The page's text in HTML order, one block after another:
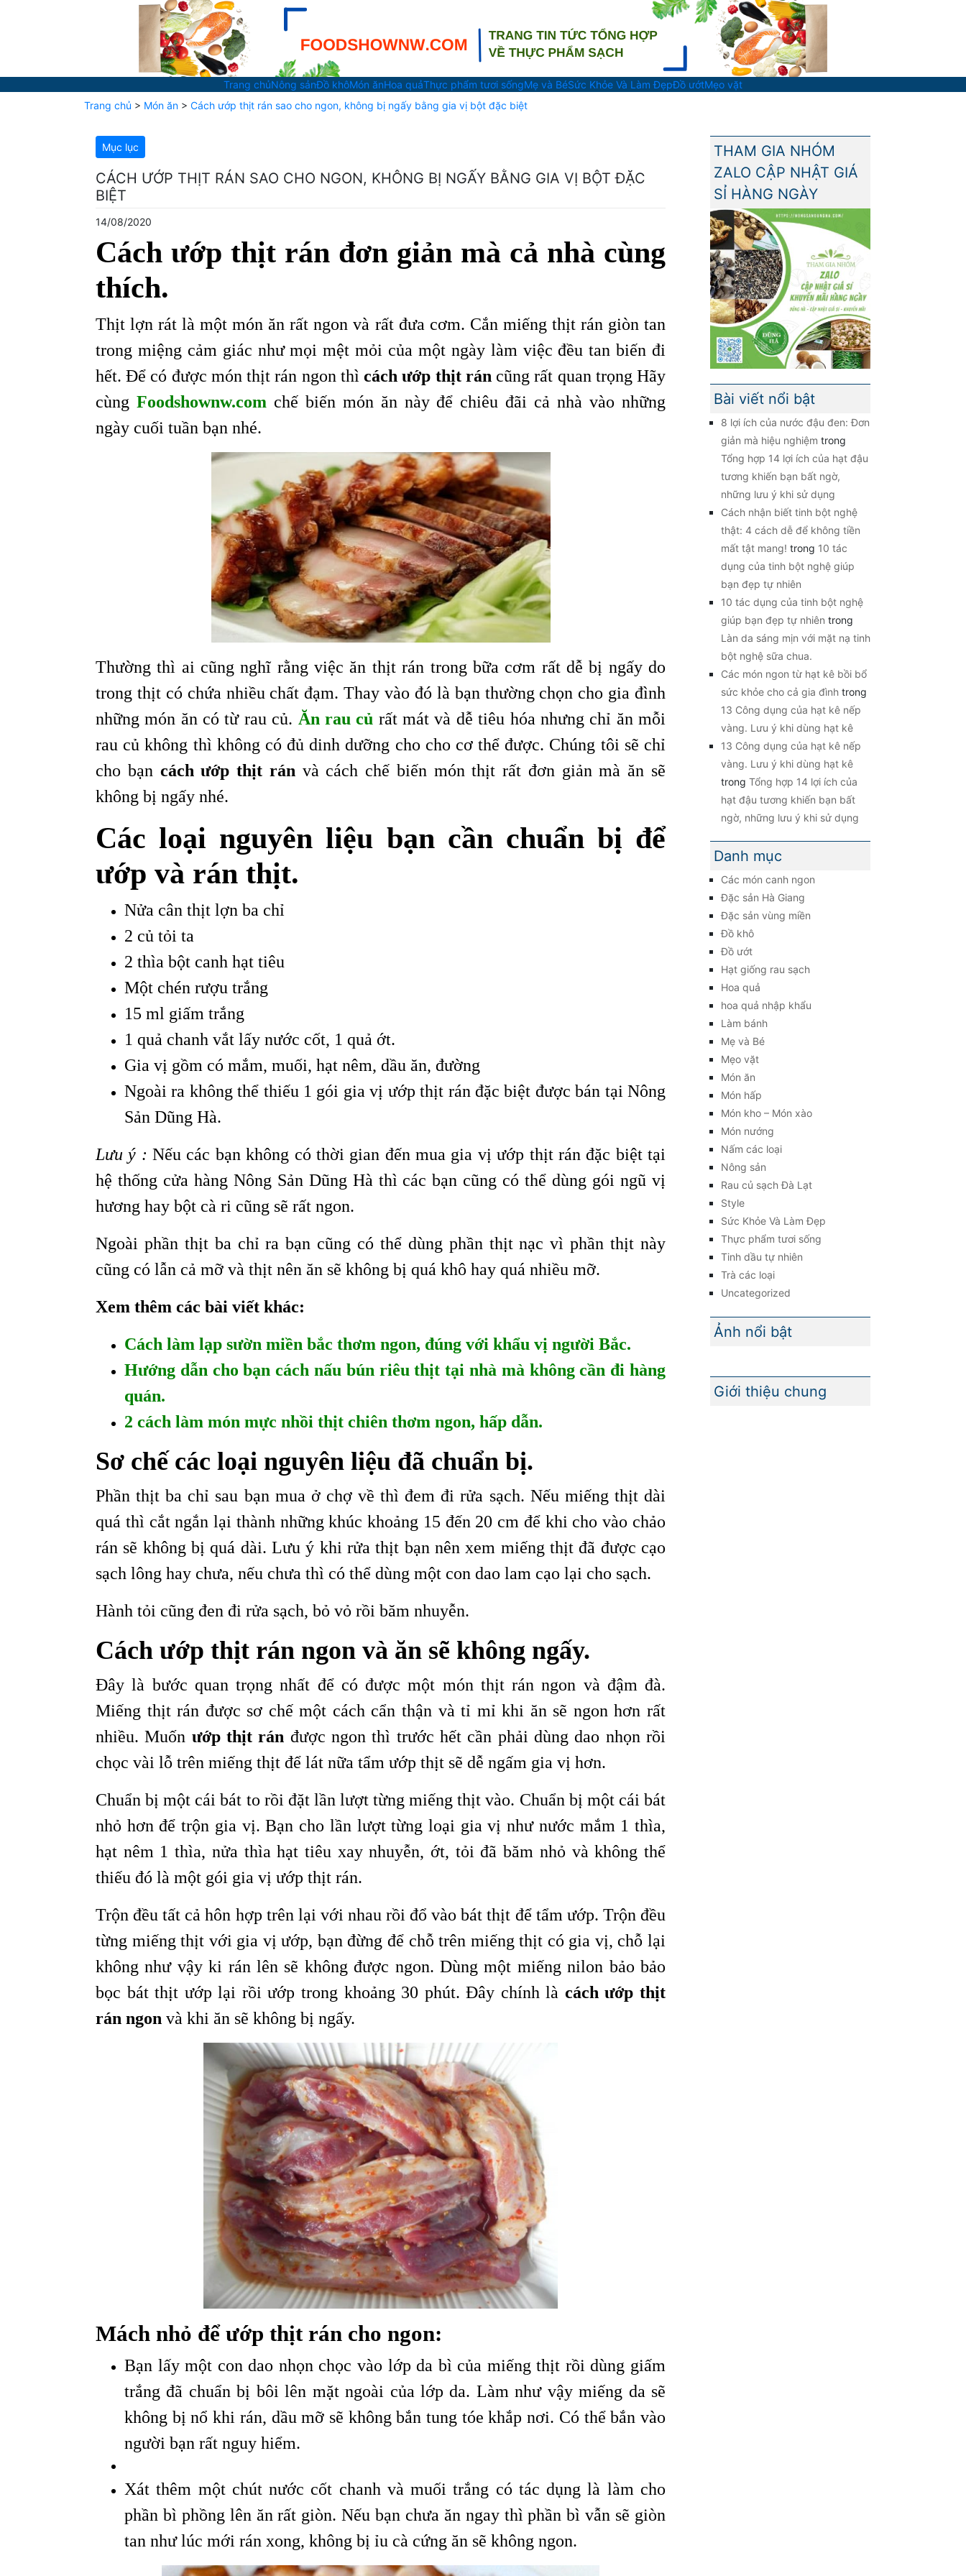
Trang chủNông sảnĐồ khôMón ănHoa quảThực phẩm tươi sốngMẹ và BéSức Khỏe Và Làm ĐẹpĐồ ướtMẹo vặt
Trang chủ > Món ăn > Cách ướp thịt rán sao cho ngon, không bị ngấy bằng gia vị bột đặc biệt
Mục lục
CÁCH ƯỚP THỊT RÁN SAO CHO NGON, KHÔNG BỊ NGẤY BẰNG GIA VỊ BỘT ĐẶC
BIỆT
14/08/2020
Cách ướp thịt rán đơn giản mà cả nhà cùng
thích.
Thịt lợn rát là một món ăn rất ngon và rất đưa cơm. Cắn miếng thịt rán giòn tan
trong miệng cảm giác như mọi mệt mỏi của một ngày làm việc đều tan biến đi
hết. Để có được món thịt rán ngon thìcách ướp thịt rán cũng rất quan trọng Hãy
cùng Foodshownw.com chế biến món ăn này để chiêu đãi cả nhà vào những
ngày cuối tuần bạn nhé.
Thường thì ai cũng nghĩ rằng việc ăn thịt rán trong bữa cơm rất dễ bị ngấy do
trong thịt có chứa nhiều chất đạm. Thay vào đó là bạn thường chọn cho gia đình
những món ăn có từ rau củ. Ăn rau củ rất mát và dễ tiêu hóa nhưng chỉ ăn mỗi
rau củ không thì không có đủ dinh dưỡng cho cho cơ thể được. Chúng tôi sẽ chỉ
cho bạn cách ướp thịt rán và cách chế biến món thịt rất đơn giản mà ăn sẽ
không bị ngấy nhé.
Các loại nguyên liệu bạn cần chuẩn bị để
ướp và rán thịt.
Nửa cân thịt lợn ba chỉ
2 củ tỏi ta
2 thìa bột canh hạt tiêu
Một chén rượu trắng
15 ml giấm trắng
1 quả chanh vắt lấy nước cốt, 1 quả ớt.
Gia vị gồm có mắm, muối, hạt nêm, dầu ăn, đường
Ngoài ra không thể thiếu 1 gói gia vị ướp thịt rán đặc biệt được bán tại Nông
Sản Dũng Hà.
Lưu ý :Nếu các bạn không có thời gian đến mua gia vị ướp thịt rán đặc biệt tại
hệ thống cửa hàng Nông Sản Dũng Hà thì các bạn cũng có thể dùng gói ngũ vị
hương hay bột cà ri cũng sẽ rất ngon.
Ngoài phần thịt ba chỉ ra bạn cũng có thể dùng phần thịt nạc vì phần thịt này
cũng có lẫn cả mỡ và thịt nên ăn sẽ không bị quá khô hay quá nhiều mỡ.
Xem thêm các bài viết khác:
Cách làm lạp sườn miền bắc thơm ngon, đúng với khẩu vị người Bắc.
Hướng dẫn cho bạn cách nấu bún riêu thịt tại nhà mà không cần đi hàng
quán.
2 cách làm món mực nhồi thịt chiên thơm ngon, hấp dẫn.
Sơ chế các loại nguyên liệu đã chuẩn bị.
Phần thịt ba chỉ sau bạn mua ở chợ về thì đem đi rửa sạch. Nếu miếng thịt dài
quá thì cắt ngắn lại thành những khúc khoảng 15 đến 20 cm để khi cho vào chảo
rán sẽ không bị quá dài. Lưu ý khi rửa thịt bạn nên xem miếng thịt đã được cạo
sạch lông hay chưa, nếu chưa thì có thể dùng một con dao lam cạo lại cho sạch.
Hành tỏi cũng đen đi rửa sạch, bỏ vỏ rồi băm nhuyễn.
Cách ướp thịt rán ngon và ăn sẽ không ngấy.
Đây là bước quan trọng nhất để có được một món thịt rán ngon và đậm đà.
Miếng thịt rán được sơ chế một cách cẩn thận và tỉ mỉ khi ăn sẽ ngon hơn rất
nhiều. Muốn ướp thịt rán được ngon thì trước hết cần phải dùng dao nhọn rồi
chọc vài lỗ trên miếng thịt để lát nữa tẩm ướp thịt sẽ dễ ngấm gia vị hơn.
Chuẩn bị một cái bát to rồi đặt lần lượt từng miếng thịt vào. Chuẩn bị một cái bát
nhỏ hơn để trộn gia vị. Bạn cho lần lượt từng loại gia vị như nước mắm 1 thìa,
hạt nêm 1 thìa, nửa thìa hạt tiêu xay nhuyễn, ớt, tỏi đã băm nhỏ và không thể
thiếu đó là một gói gia vị ướp thịt rán.
Trộn đều tất cả hôn hợp trên lại với nhau rồi đổ vào bát thịt để tẩm ướp. Trộn đều
từng miếng thịt với gia vị ướp, bạn đừng để chỗ trên miếng thịt có gia vị, chỗ lại
không như vậy ki rán lên sẽ không được ngon. Dùng một miếng nilon bảo bảo
bọc bát thịt ướp lại rồi ướp trong khoảng 30 phút. Đây chính là cách ướp thịt
rán ngon và khi ăn sẽ không bị ngấy.
Mách nhỏ để ướp thịt rán cho ngon:
Bạn lấy một con dao nhọn chọc vào lớp da bì của miếng thịt rồi dùng giấm
trắng đã chuẩn bị bôi lên mặt ngoài của lớp da. Làm như vậy miếng da sẽ
không bị nổ khi rán, dầu mỡ sẽ không bắn tung tóe khắp nơi. Có thể bắn vào
người bạn rất nguy hiểm.
Xát thêm một chút nước cốt chanh và muối trắng có tác dụng là làm cho
phần bì phồng lên ăn rất giòn. Nếu bạn chưa ăn ngay thì phần bì vẫn sẽ giòn
tan như lúc mới rán xong, không bị ỉu cà cứng ăn sẽ không ngon.
THAM GIA NHÓM
ZALO CẬP NHẬT GIÁ
SỈ HÀNG NGÀY
Bài viết nổi bật
8 lợi ích của nước đậu đen: Đơn
giản mà hiệu nghiệm trong
Tổng hợp 14 lợi ích của hạt đậu
tương khiến bạn bất ngờ,
những lưu ý khi sử dụng
Cách nhận biết tinh bột nghệ
thật: 4 cách dễ để không tiền
mất tật mang! trong 10 tác
dụng của tinh bột nghệ giúp
bạn đẹp tự nhiên
10 tác dụng của tinh bột nghệ
giúp bạn đẹp tự nhiên trong
Làn da sáng mịn với mặt nạ tinh
bột nghệ sữa chua.
Các món ngon từ hạt kê bồi bổ
sức khỏe cho cả gia đình trong
13 Công dụng của hạt kê nếp
vàng. Lưu ý khi dùng hạt kê
13 Công dụng của hạt kê nếp
vàng. Lưu ý khi dùng hạt kê
trong Tổng hợp 14 lợi ích của
hạt đậu tương khiến bạn bất
ngờ, những lưu ý khi sử dụng
Danh mục
Các món canh ngon
Đặc sản Hà Giang
Đặc sản vùng miền
Đồ khô
Đồ ướt
Hạt giống rau sạch
Hoa quả
hoa quả nhập khẩu
Làm bánh
Mẹ và Bé
Mẹo vặt
Món ăn
Món hấp
Món kho – Món xào
Món nướng
Nấm các loại
Nông sản
Rau củ sạch Đà Lạt
Style
Sức Khỏe Và Làm Đẹp
Thực phẩm tươi sống
Tinh dầu tự nhiên
Trà các loại
Uncategorized
Ảnh nổi bật
Giới thiệu chung